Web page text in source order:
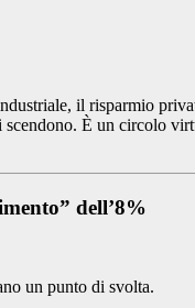
il risparmio
È un circolo
dell’8%
un punto di svolta.